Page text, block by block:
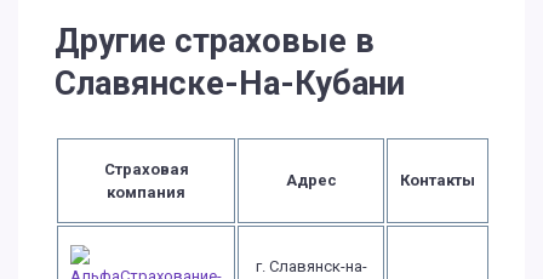
Другие страховые в
Славянске-На-Кубани
Страховая
компания
Адрес Контакты
г. Славянск-на-